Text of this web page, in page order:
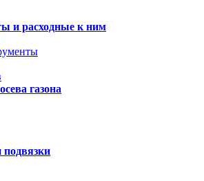
и расходные к ним
газона